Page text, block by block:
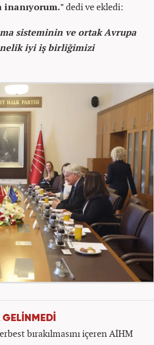
inanıyorum."dedi ve ekledi:
sisteminin ve ortak Avrupa
iyi iş birliğimizi
bırakılmasını içeren AİHM